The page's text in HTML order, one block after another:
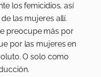
los femicidios, así
las mujeres allí.
preocupe más por
por las mujeres en
O solo como